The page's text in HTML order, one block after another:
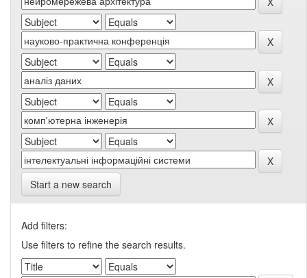
Start a new search
Add filters:
Use filters to refine the search results.